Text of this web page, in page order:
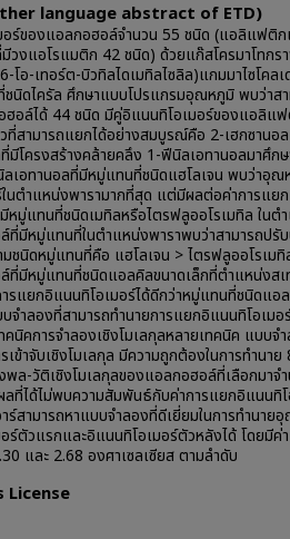
language abstract of ETD)
อร์ของแอลกอฮอล์จำนวน 55 ชนิด (แอลิแฟติ
งแอโรแมติก 42 ชนิด) ด้วยแก๊สโครมาโทกร
โอ-เทอร์ต-บิวทิลไดเมทิลไซลิล)แกมมาไซโคล
ชนิดไครัล ศึกษาแบบโปรแกรมอุณหภูมิ พบว่าส
ฮอล์ได้ 44 ชนิด มีคู่อิแนนทิโอเมอร์ของแอลิแ
สามารถแยกได้อย่างสมบูรณ์คือ 2-เฮกซานอ
โครงสร้างคล้ายคลึง 1-ฟีนิลเอทานอลมาศึก
เอทานอลที่มีหมู่แทนที่ชนิดแฮโลเจน พบว่าอุ
นตำแหน่งพารามากที่สุด แต่มีผลต่อค่าการแย
มู่แทนที่ชนิดเมทิลหรือไตรฟลูออโรเมทิล ในต
ที่มีหมู่แทนที่ในตำแหน่งพาราพบว่าสามารถปรั
ชนิดหมู่แทนที่คือ แฮโลเจน > ไตรฟลูออโรเม
มีหมู่แทนที่ชนิดแอลคิลขนาดเล็กที่ตำแหน่งสเ
รแยกอิแนนทิโอเมอร์ได้ดีกว่าหมู่แทนที่ชนิดแอ
ำลองที่สามารถทำนายการแยกอิแนนทิโอเมอ
คนิคการจำลองเชิงโมเลกุลหลายเทคนิค แบบจ
ข้าจับเชิงโมเลกุล มีความถูกต้องในการทำนาย
พล-วัติเชิงโมเลกุลของแอลกอฮอล์ที่เลือกมาจ
ที่ได้ไม่พบความสัมพันธ์กับค่าการแยกอิแนนทิโ
ร์สามารถหาแบบจำลองที่ดีเยี่ยมในการทำนา
ร์ตัวแรกและอิแนนทิโอเมอร์ตัวหลังได้ โดยมีค่
และ 2.68 องศาเซลเซียส ตามลำดับ
License